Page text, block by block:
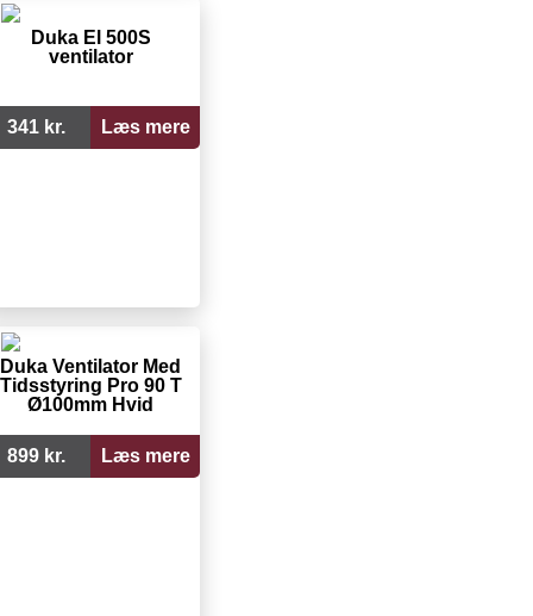
Duka El 500S
ventilator
341 kr. Læs mere
Duka Ventilator Med
Tidsstyring Pro 90 T
Ø100mm Hvid
899 kr. Læs mere